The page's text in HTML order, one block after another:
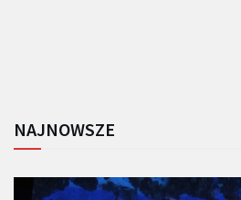
NAJNOWSZE